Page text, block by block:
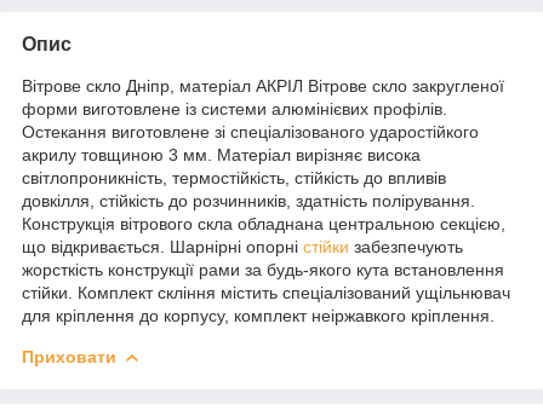
Опис
Вітрове скло Дніпр, матеріал АКРІЛ Вітрове скло закругленої
форми виготовлене із системи алюмінієвих профілів.
Остекання виготовлене зі спеціалізованого ударостійкого
акрилу товщиною 3 мм. Матеріал вирізняє висока
світлопроникність, термостійкість, стійкість до впливів
довкілля, стійкість до розчинників, здатність полірування.
Конструкція вітрового скла обладнана центральною секцією,
що відкривається. Шарнірні опорні стійки забезпечують
жорсткість конструкції рами за будь-якого кута встановлення
стійки. Комплект скління містить спеціалізований ущільнювач
для кріплення до корпусу, комплект неіржавкого кріплення.
Приховати